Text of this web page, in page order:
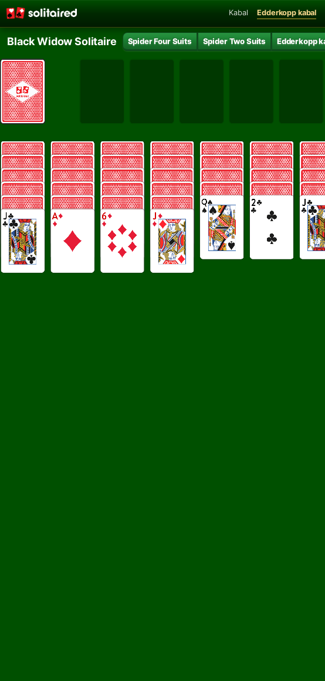
Kabal Edderkopp kabal
Black Widow Solitaire Spider Four Suits Spider Two Suits Edderkopp